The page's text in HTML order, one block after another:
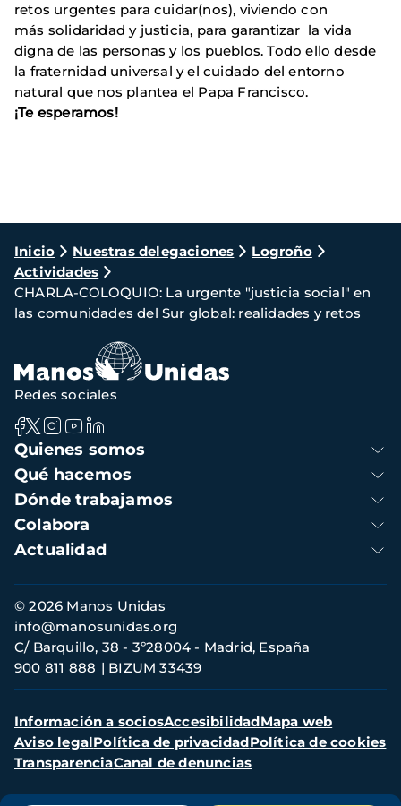
retos urgentes para cuidar(nos), viviendo con
más solidaridad y justicia, para garantizar la vida
digna de las personas y los pueblos. Todo ello desde
la fraternidad universal y el cuidado del entorno
natural que nos plantea el Papa Francisco.
¡Te esperamos!
Ruta
de
navegación
Inicio Nuestras delegaciones
Logroño
Actividades
CHARLA-COLOQUIO: La urgente "justicia social" en
las comunidades del Sur global: realidades y retos
Navegación
principal
Quienes somos
Qué hacemos
Dónde trabajamos
Colabora
Actualidad
Redes sociales
Información
de
contacto
© 2026 Manos Unidas
C/ Barquillo, 38 - 3º28004 - Madrid, España
900 811 888
BIZUM 33439
info@manosunidas.org
Menú
secundario
Información a sociosAccesibilidadMapa web
Aviso legalPolítica de privacidadPolítica de cookies
TransparenciaCanal de denuncias